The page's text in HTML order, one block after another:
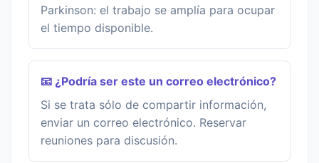
Parkinson: el trabajo se amplía para ocupar
el tiempo disponible.
📧 ¿Podría ser este un correo electrónico?
Si se trata sólo de compartir información,
enviar un correo electrónico. Reservar
reuniones para discusión.